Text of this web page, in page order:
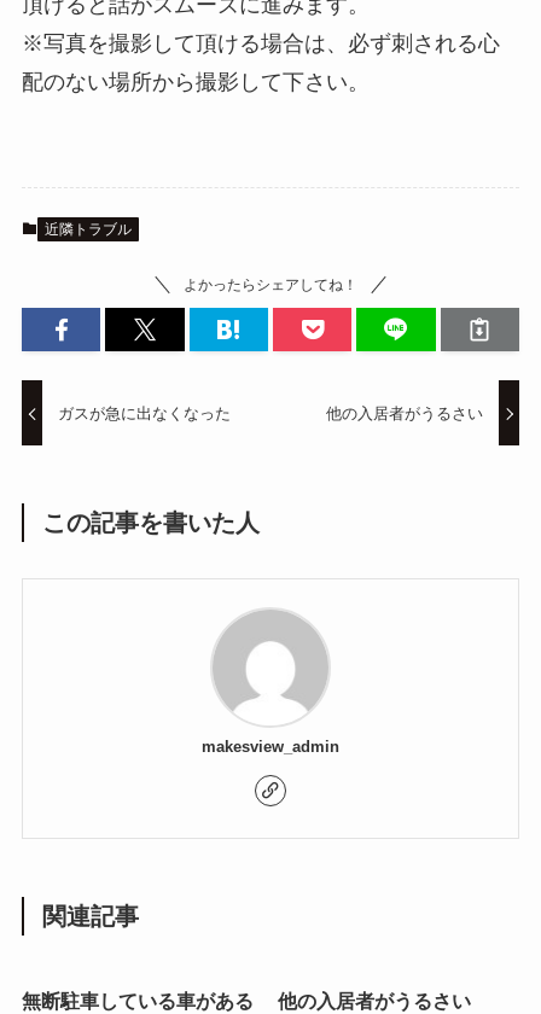
※写真を撮影して頂ける場合は、必ず刺される心
配のない場所から撮影して下さい。
近隣トラブル
よかったらシェアしてね！
ガスが急に出なくなった 他の入居者がうるさい
この記事を書いた人
makesview_admin
関連記事
無断駐車している車がある 他の入居者がうるさい